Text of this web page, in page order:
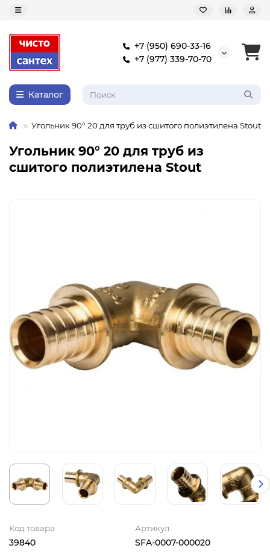
+7 (950) 690-33-16
+7 (977) 339-70-70
Каталог
Угольник 90° 20 для труб из сшитого полиэтилена Stout
Угольник 90° 20 для труб из
сшитого полиэтилена Stout
Код товара
39840
Артикул
SFA-0007-000020